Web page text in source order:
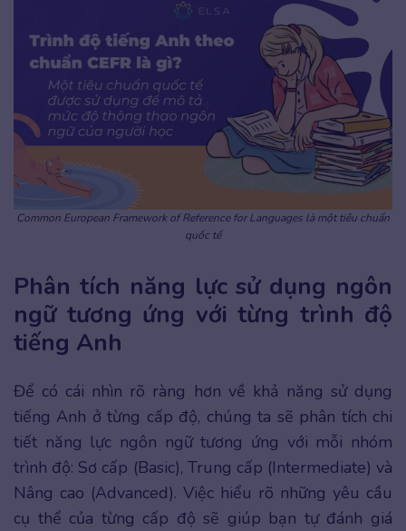
Common European Framework of Reference for Languages là một tiêu chuẩn
quốc tế
Phân tích năng lực sử dụng ngôn
ngữ tương ứng với từng trình độ
tiếng Anh
Để có cái nhìn rõ ràng hơn về khả năng sử dụng
tiếng Anh ở từng cấp độ, chúng ta sẽ phân tích chi
tiết năng lực ngôn ngữ tương ứng với mỗi nhóm
trình độ: Sơ cấp (Basic), Trung cấp (Intermediate) và
Nâng cao (Advanced). Việc hiểu rõ những yêu cầu
cụ thể của từng cấp độ sẽ giúp bạn tự đánh giá